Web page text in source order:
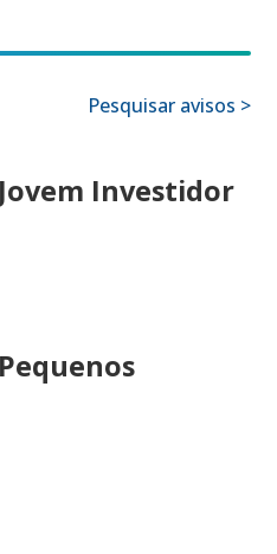
Pesquisar avisos >
Investidor